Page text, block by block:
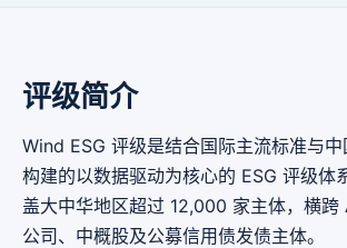
评级简介
Wind ESG 评级是结合国际主流标准与
构建的以数据驱动为核心的 ESG 评级体
盖大中华地区超过 12,000 家主体，横跨
公司、中概股及公募信用债发债主体。